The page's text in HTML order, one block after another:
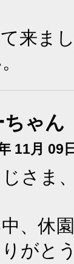
来ま
ちゃん
11月 09日
さま
、休
がと